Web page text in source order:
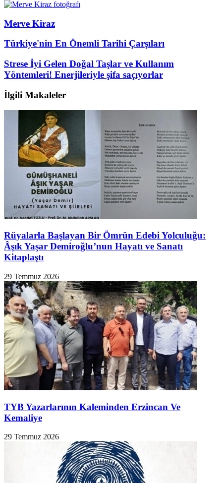
Merve Kiraz
Türkiye'nin En Önemli Tarihi Çarşıları
Strese İyi Gelen Doğal Taşlar ve Kullanım
Yöntemleri! Enerjileriyle şifa saçıyorlar
İlgili Makaleler
Rüyalarla Başlayan Bir Ömrün Edebi Yolculuğu:
Âşık Yaşar Demiroğlu’nun Hayatı ve Sanatı
Kitaplaştı
29 Temmuz 2026
TYB Yazarlarının Kaleminden Erzincan Ve
Kemaliye
29 Temmuz 2026